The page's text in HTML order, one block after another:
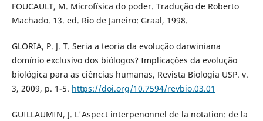
FOUCAULT, M. Microfísica do poder. Tradução de Roberto
Machado. 13. ed. Rio de Janeiro: Graal, 1998.
GLORIA, P. J. T. Seria a teoria da evolução darwiniana
domínio exclusivo dos biólogos? Implicações da evolução
biológica para as ciências humanas, Revista Biologia USP. v.
3, 2009, p. 1-5. https://doi.org/10.7594/revbio.03.01
GUILLAUMIN, J. L'Aspect interpenonnel de la notation: de la